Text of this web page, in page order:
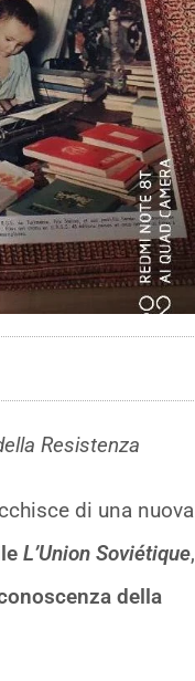
Resistenza
di una nuova
L’Union Soviétique,
della